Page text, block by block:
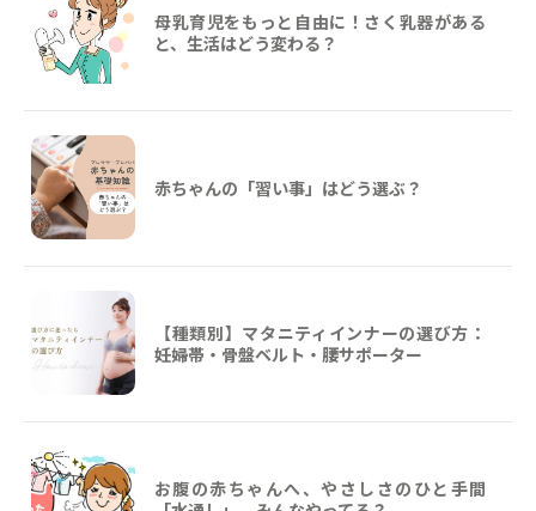
母乳育児をもっと自由に！さく乳器がある
と、生活はどう変わる？
赤ちゃんの「習い事」はどう選ぶ？
【種類別】マタニティインナーの選び方：
妊婦帯・骨盤ベルト・腰サポーター
お腹の赤ちゃんへ、やさしさのひと手間